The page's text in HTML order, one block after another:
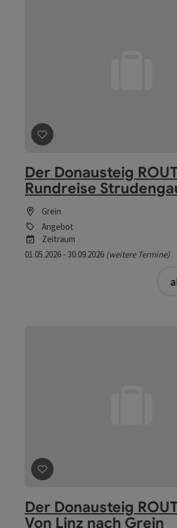
Beitrag merken
Der Donausteig
Rundreise
Grein
Angebot
Zeitraum
01.05.2026 - 30.09.2026 (weitere Termine)
Beitrag merken
Der Donausteig
Von Linz nach Grein